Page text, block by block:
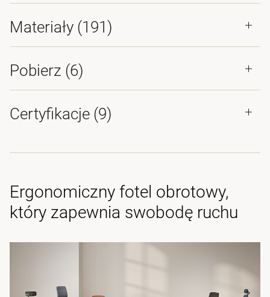
Materiały (191)
Pobierz (6)
Certyfikacje (9)
Ergonomiczny fotel obrotowy,
który zapewnia swobodę ruchu